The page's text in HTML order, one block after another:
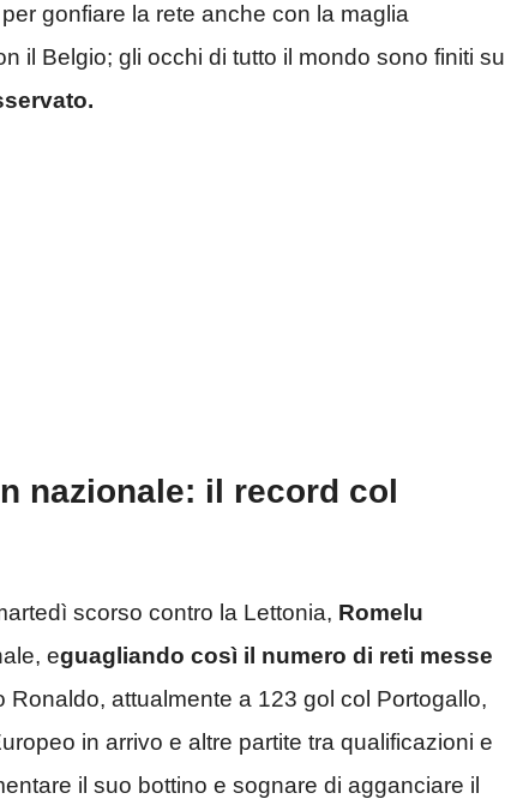
gonfiare la rete anche con la maglia
il Belgio; gli occhi di tutto il mondo sono finiti su
nazionale: il record col
scorso contro la Lettonia, Romelu
eguagliando così il numero di reti messe
Ronaldo, attualmente a 123 gol col Portogallo,
in arrivo e altre partite tra qualificazioni e
il suo bottino e sognare di agganciare il